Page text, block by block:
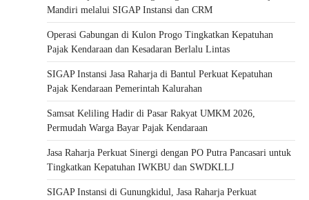
Mandiri melalui SIGAP Instansi dan CRM
Operasi Gabungan di Kulon Progo Tingkatkan Kepatuhan
Pajak Kendaraan dan Kesadaran Berlalu Lintas
SIGAP Instansi Jasa Raharja di Bantul Perkuat Kepatuhan
Pajak Kendaraan Pemerintah Kalurahan
Samsat Keliling Hadir di Pasar Rakyat UMKM 2026,
Permudah Warga Bayar Pajak Kendaraan
Jasa Raharja Perkuat Sinergi dengan PO Putra Pancasari untuk
Tingkatkan Kepatuhan IWKBU dan SWDKLLJ
SIGAP Instansi di Gunungkidul, Jasa Raharja Perkuat